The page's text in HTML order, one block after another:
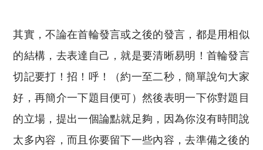
其實，不論在首輪發言或之後的發言，都是用相似
的結構，去表達自己，就是要清晰易明！首輪發言
切記要打！招！呼！（約一至二秒，簡單說句大家
好，再簡介一下題目便可）然後表明一下你對題目
的立場，提出一個論點就足夠，因為你沒有時間說
太多內容，而且你要留下一些內容，去準備之後的